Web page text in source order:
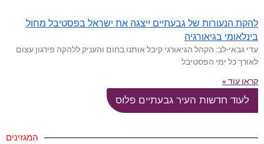
להקת הנעורות של גבעתיים ייצגה את ישראל בפסטיבל מחול
בינלאומי בגיאורגיה
עדי גבאי-לב: הקהל הגיאורגי קיבל אותנו בחום והעניק ללהקה פירגון עצום
לאורך כל ימי הפסטיבל
קראו עוד »
לעוד חדשות העיר גבעתיים פלוס
המגזינים